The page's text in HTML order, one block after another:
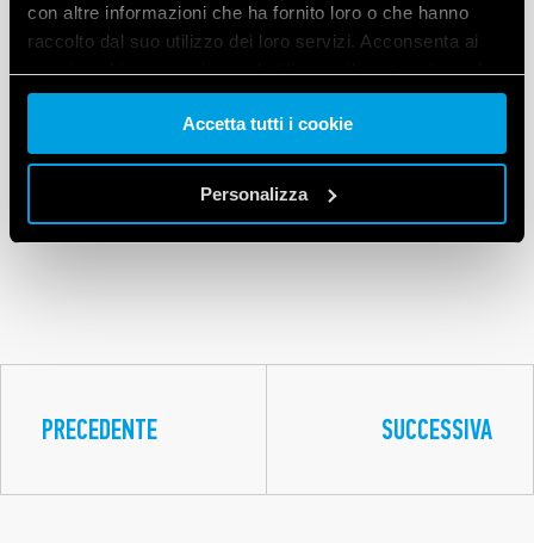
con altre informazioni che ha fornito loro o che hanno
raccolto dal suo utilizzo dei loro servizi. Acconsenta ai
nostri cookie se continua ad utilizzare il nostro sito web.
Vai alla Cookie Policy complet a
Accetta tutti i cookie
Personalizza
novità di prodotto per il settore industriale.
Per rimanere aggiornato su tutte le novità sulle
prossime fiere ed eventi, visita la sezione Fiere ed
Eventidel nostro sito.
PRECEDENTE SUCCESSIVA